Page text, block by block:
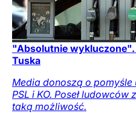
"Absolutnie wykluczone".
Tuska
Media donoszą o
PSL i KO. Poseł
taką możliwość.